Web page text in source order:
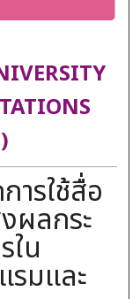
ารใช้สื่อ
ผลกระ
ใน
รมและ